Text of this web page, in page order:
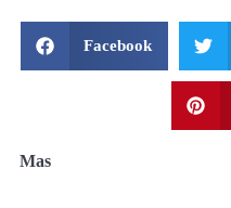
Facebook
Mas